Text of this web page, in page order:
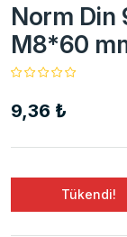
Norm Din
M8*60
9,36 ₺
Tükendi!